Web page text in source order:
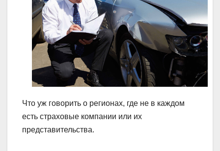
Что уж говорить о регионах, где не в каждом
есть страховые компании или их
представительства.